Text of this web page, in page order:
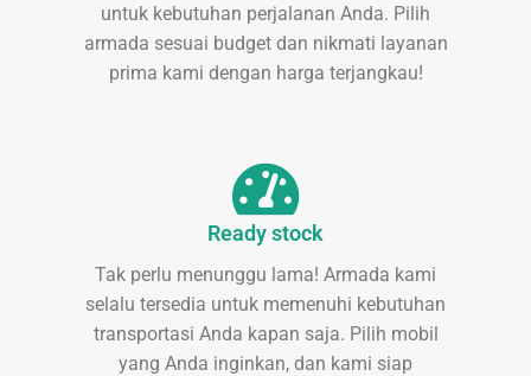
untuk kebutuhan perjalanan Anda. Pilih
armada sesuai budget dan nikmati layanan
prima kami dengan harga terjangkau!
Ready stock
Tak perlu menunggu lama! Armada kami
selalu tersedia untuk memenuhi kebutuhan
transportasi Anda kapan saja. Pilih mobil
yang Anda inginkan, dan kami siap